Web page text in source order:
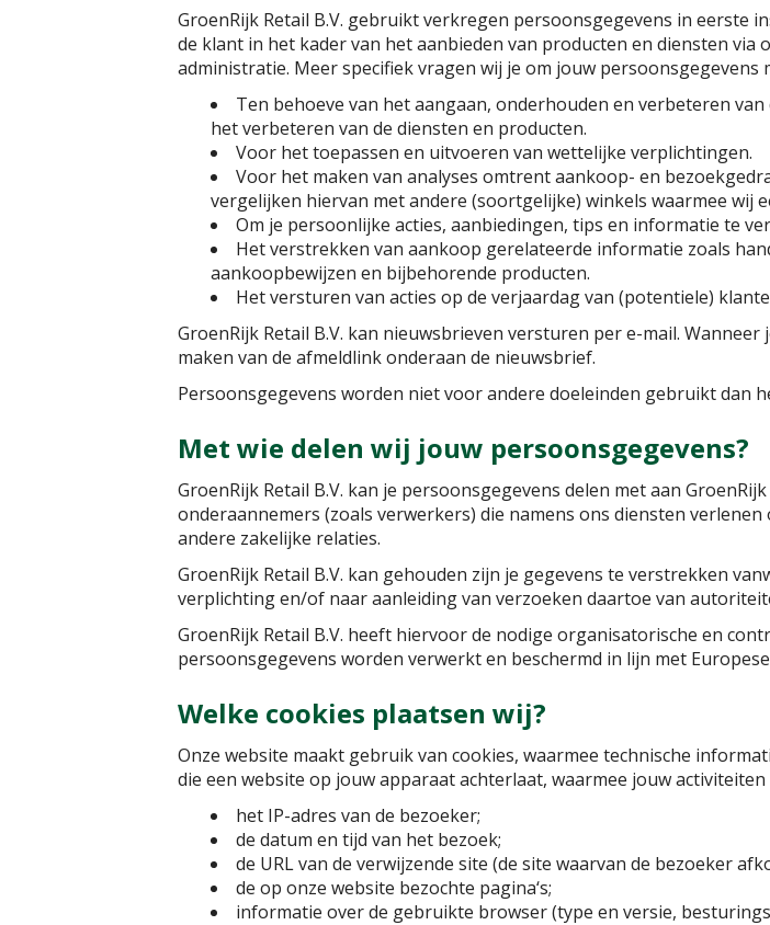
GroenRijk Retail B.V. gebruikt verkregen persoonsgegevens in
de klant in het kader van het aanbieden van producten en diensten
administratie. Meer specifiek vragen wij je om jouw persoonsgegevens
Ten behoeve van het aangaan, onderhouden en verbeteren
het verbeteren van de diensten en producten.
Voor het toepassen en uitvoeren van wettelijke verplichtingen.
Voor het maken van analyses omtrent aankoop- en
vergelijken hiervan met andere (soortgelijke) winkels waarmee wij
Om je persoonlijke acties, aanbiedingen, tips en informatie te
Het verstrekken van aankoop gerelateerde informatie zoals
aankoopbewijzen en bijbehorende producten.
Het versturen van acties op de verjaardag van (potentiele)
GroenRijk Retail B.V. kan nieuwsbrieven versturen per e-mail.
maken van de afmeldlink onderaan de nieuwsbrief.
Persoonsgegevens worden niet voor andere doeleinden gebruikt dan
Met wie delen wij jouw persoonsgegevens?
GroenRijk Retail B.V. kan je persoonsgegevens delen met aan
onderaannemers (zoals verwerkers) die namens ons diensten
andere zakelijke relaties.
GroenRijk Retail B.V. kan gehouden zijn je gegevens te verstrekken
verplichting en/of naar aanleiding van verzoeken daartoe van
GroenRijk Retail B.V. heeft hiervoor de nodige organisatorische en
persoonsgegevens worden verwerkt en beschermd in lijn met
Welke cookies plaatsen wij?
Onze website maakt gebruik van cookies, waarmee technische
die een website op jouw apparaat achterlaat, waarmee jouw
het IP-adres van de bezoeker;
de datum en tijd van het bezoek;
de URL van de verwijzende site (de site waarvan de bezoeker
de op onze website bezochte pagina‘s;
informatie over de gebruikte browser (type en versie,